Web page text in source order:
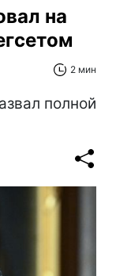
на
2 мин
полной